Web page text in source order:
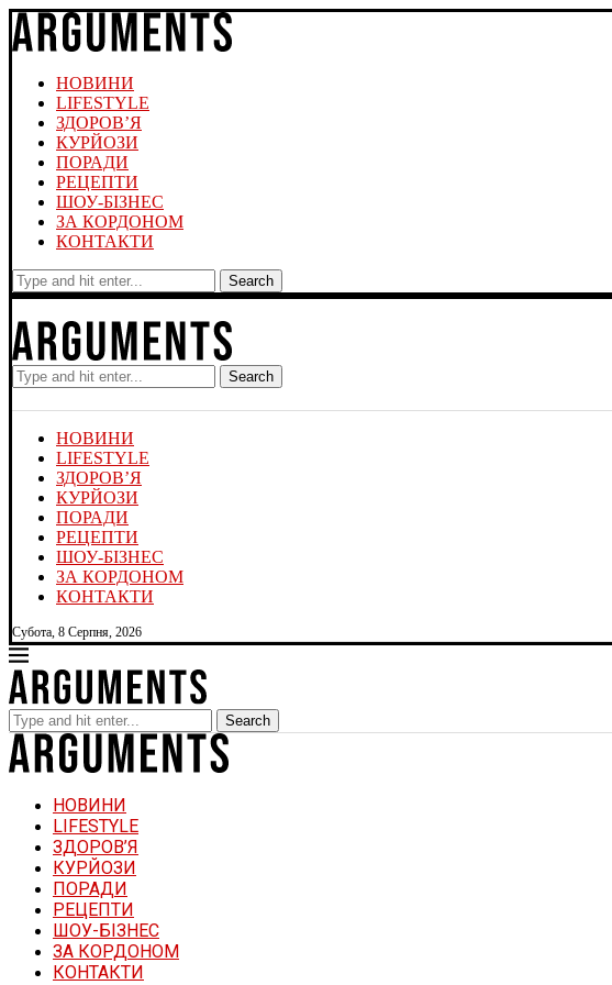
НОВИНИ
LIFESTYLE
ЗДОРОВ’Я
КУРЙОЗИ
ПОРАДИ
РЕЦЕПТИ
ШОУ-БІЗНЕС
ЗА КОРДОНОМ
КОНТАКТИ
Search
Search
НОВИНИ
LIFESTYLE
ЗДОРОВ’Я
КУРЙОЗИ
ПОРАДИ
РЕЦЕПТИ
ШОУ-БІЗНЕС
ЗА КОРДОНОМ
КОНТАКТИ
Субота, 8 Серпня, 2026
Search
НОВИНИ
LIFESTYLE
ЗДОРОВ’Я
КУРЙОЗИ
ПОРАДИ
РЕЦЕПТИ
ШОУ-БІЗНЕС
ЗА КОРДОНОМ
КОНТАКТИ